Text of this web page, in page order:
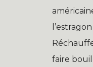
faire